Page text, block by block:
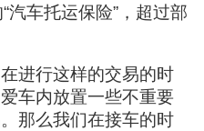
汽车托运保险”，超过部
进行这样的交易的时
车内放置一些不重要
那么我们在接车的时